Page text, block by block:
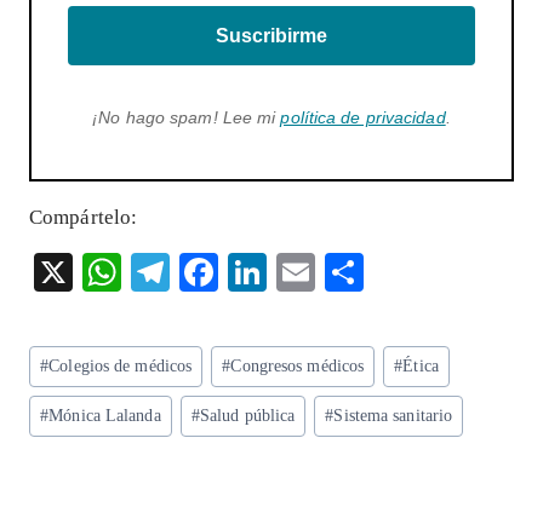
Suscribirme
¡No hago spam! Lee mipolítica de privacidad.
Compártelo:
X
W
ts
A
p
T
eg
ra
m
F
eb
o
o
Li
ke
dI
n
E
ai
l
re
Etiquetas
de
la
#Colegios de médicos #Congresos médicos #Ética
#Mónica Lalanda #Salud pública #Sistema sanitario